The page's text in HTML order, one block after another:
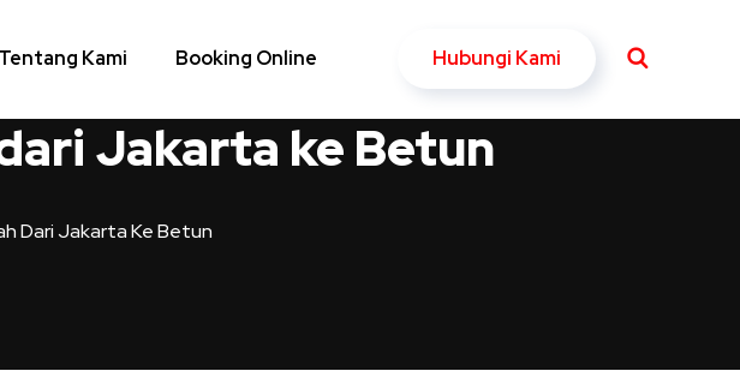
Tentang Kami Booking Online Hubungi Kami
Jakarta ke Betun
Dari Jakarta Ke Betun